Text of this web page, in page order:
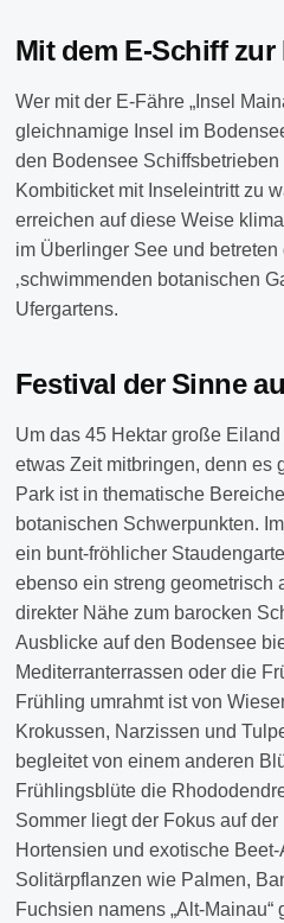
Mit dem E-Schiff zur
Wer mit der E-Fähre „Insel
gleichnamige Insel im
den Bodensee
Kombiticket mit Inseleintritt zu
erreichen auf diese Weise
im Überlinger See und
‚schwimmenden botanischen
Ufergartens.
Festival der Sinne
Um das 45 Hektar große
etwas Zeit mitbringen, denn es
Park ist in thematische
botanischen Schwerpunkten.
ein bunt-fröhlicher
ebenso ein streng geometrisch
direkter Nähe zum barocken
Ausblicke auf den Bodensee
Mediterranterrassen oder die
Frühling umrahmt ist von
Krokussen, Narzissen und
begleitet von einem anderen
Frühlingsblüte die
Sommer liegt der Fokus auf
Hortensien und exotische
Solitärpflanzen wie Palmen,
Fuchsien namens „Alt-